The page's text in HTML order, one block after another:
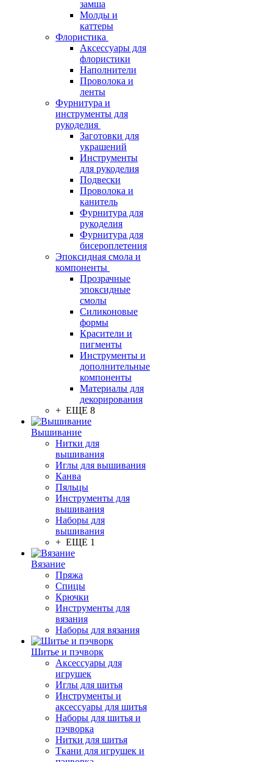
замша
Молды и
каттеры
Флористика
Аксессуары для
флористики
Наполнители
Проволока и
ленты
Фурнитура и
инструменты для
рукоделия
Заготовки для
украшений
Инструменты
для рукоделия
Подвески
Проволока и
канитель
Фурнитура для
рукоделия
Фурнитура для
бисероплетения
Эпоксидная смола и
компоненты
Прозрачные
эпоксидные
смолы
Силиконовые
формы
Красители и
пигменты
Инструменты и
дополнительные
компоненты
Материалы для
декорирования
+ ЕЩЕ 8
Вышивание
Нитки для
вышивания
Иглы для вышивания
Канва
Пяльцы
Инструменты для
вышивания
Наборы для
вышивания
+ ЕЩЕ 1
Вязание
Пряжа
Спицы
Крючки
Инструменты для
вязания
Наборы для вязания
Шитье и пэчворк
Аксессуары для
игрушек
Иглы для шитья
Инструменты и
аксессуары для шитья
Наборы для шитья и
пэчворка
Нитки для шитья
Ткани для игрушек и